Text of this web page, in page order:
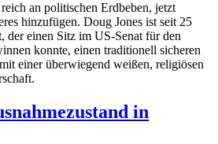
an politischen Erdbeben, jetzt
hinzufügen. Doug Jones ist seit 25
der einen Sitz im US-Senat für den
konnte, einen traditionell sicheren
einer überwiegend weißen, religiösen
in